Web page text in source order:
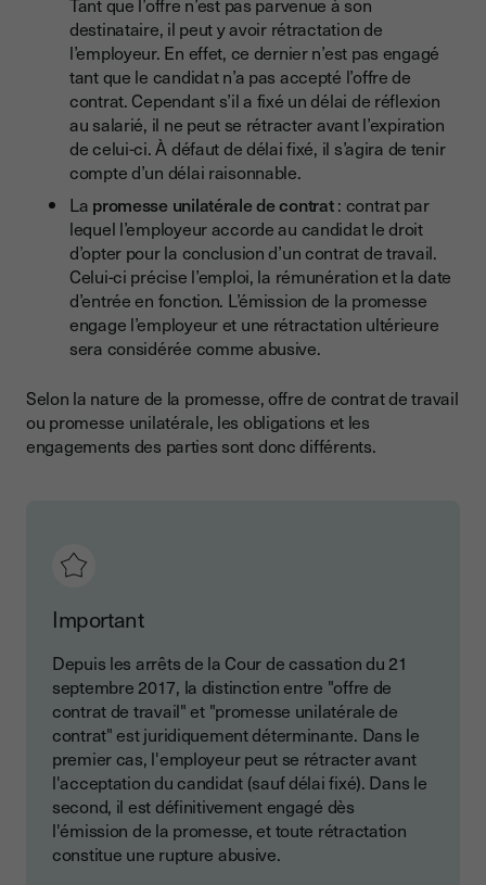
destinataire, il peut y avoir rétractation de
l’employeur. En effet, ce dernier n’est pas engagé
tant que le candidat n’a pas accepté l’offre de
contrat. Cependant s’il a fixé un délai de réflexion
au salarié, il ne peut se rétracter avant l’expiration
de celui-ci. À défaut de délai fixé, il s’agira de tenir
compte d’un délai raisonnable.
La promesse unilatérale de contrat: contrat par
lequel l’employeur accorde au candidat le droit
d’opter pour la conclusion d’un contrat de travail.
Celui-ci précise l’emploi, la rémunération et la date
d’entrée en fonction. L’émission de la promesse
engage l’employeur et une rétractation ultérieure
sera considérée comme abusive.
Selon la nature de la promesse, offre de contrat de travail
ou promesse unilatérale, les obligations et les
engagements des parties sont donc différents.
Important
Depuis les arrêts de la Cour de cassation du 21
septembre 2017, la distinction entre "offre de
contrat de travail" et "promesse unilatérale de
contrat" est juridiquement déterminante. Dans le
premier cas, l'employeur peut se rétracter avant
l'acceptation du candidat (sauf délai fixé). Dans le
second, il est définitivement engagé dès
l'émission de la promesse, et toute rétractation
constitue une rupture abusive.